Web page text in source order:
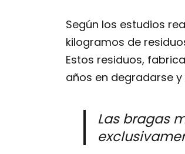
Según los estudios
kilogramos de
Estos residuos,
años en degradarse
Las bragas